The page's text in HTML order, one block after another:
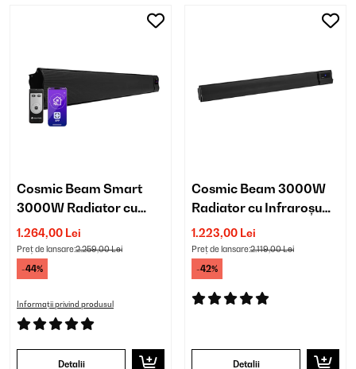
Cosmic Beam Smart
3000W Radiator cu
Infraroșu Montat pe
Perete Negru
1.264,00 Lei
Preț de lansare:2.259,00 Lei
-44%
Informații privind produsul
Detalii
Cosmic Beam 3000W
Radiator cu Infraroșu
Montat pe Perete Negru
1.223,00 Lei
Preț de lansare:2.119,00 Lei
-42%
Detalii